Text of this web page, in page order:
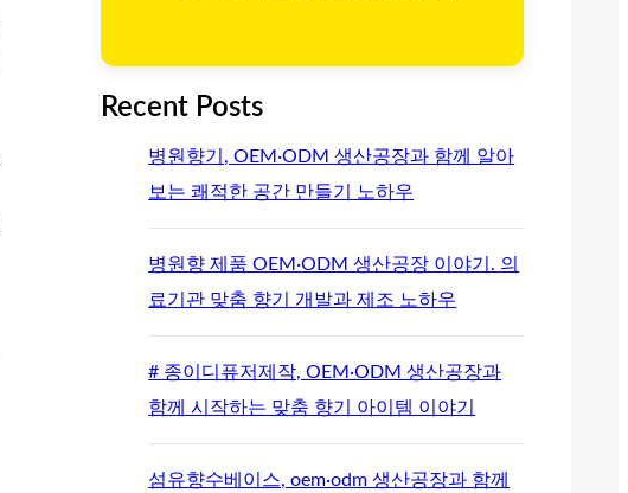
Recent Posts
병원향기, OEM·ODM 생산공장과 함께 알아
보는 쾌적한 공간 만들기 노하우
병원향 제품 OEM·ODM 생산공장 이야기. 의
료기관 맞춤 향기 개발과 제조 노하우
# 종이디퓨저제작, OEM·ODM 생산공장과
함께 시작하는 맞춤 향기 아이템 이야기
섬유향수베이스, oem·odm 생산공장과 함께